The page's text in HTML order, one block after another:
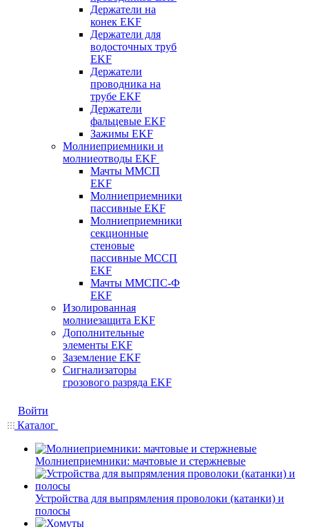
Держатели на
конек EKF
Держатели для
водосточных труб
EKF
Держатели
проводника на
трубе EKF
Держатели
фальцевые EKF
Зажимы EKF
Молниеприемники и
молниеотводы EKF
Мачты ММСП
EKF
Молниеприемники
пассивные EKF
Молниеприемники
секционные
стеновые
пассивные МССП
EKF
Мачты ММСПС-Ф
EKF
Изолированная
молниезащита EKF
Дополнительные
элементы EKF
Заземление EKF
Сигнализаторы
грозового разряда EKF
Войти
Каталог
Молниеприемники: мачтовые и стержневые
Устройства для выпрямления проволоки (катанки) и
полосы